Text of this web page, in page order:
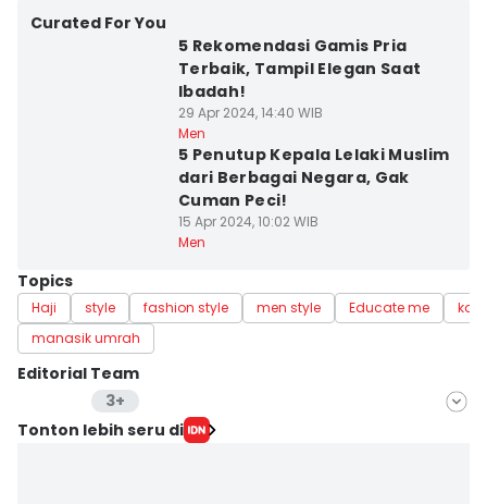
Curated For You
5 Rekomendasi Gamis Pria
Terbaik, Tampil Elegan Saat
Ibadah!
29 Apr 2024, 14:40 WIB
Men
5 Penutup Kepala Lelaki Muslim
dari Berbagai Negara, Gak
Cuman Peci!
15 Apr 2024, 10:02 WIB
Men
Topics
Haji style fashion style men style Educate me
manasik umrah
Editorial Team
3+
Editor
Tonton lebih seru di